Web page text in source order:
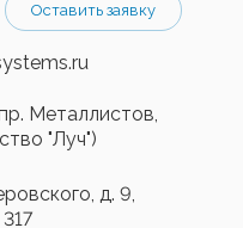
Оставить заявку
Металлистов,
"Луч")
д. 9,